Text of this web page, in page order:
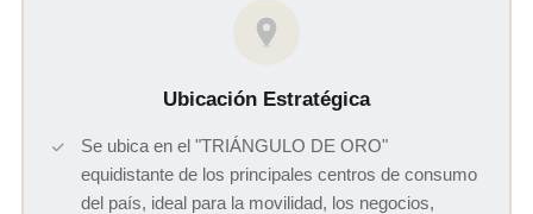
Ubicación Estratégica
Se ubica en el "TRIÁNGULO DE ORO"
equidistante de los principales centros de consumo
del país, ideal para la movilidad, los negocios,